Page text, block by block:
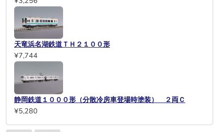
天竜浜名湖鉄道ＴＨ２１００形
¥7,744
静岡鉄道１０００形（分散冷房車登場時塗装） ２両Ｃ
¥5,280